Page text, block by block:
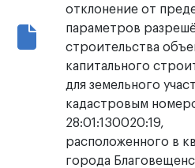
отклонение от
параметров
строительства
капитального
для земельного
кадастровым
28:01:130020:19,
расположенного в
города